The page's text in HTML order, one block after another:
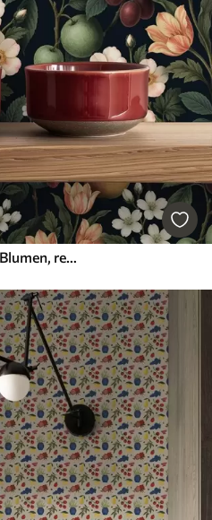
Tapeten Dunkler Garten mit Blumen, reifen Äpfeln und Beeren